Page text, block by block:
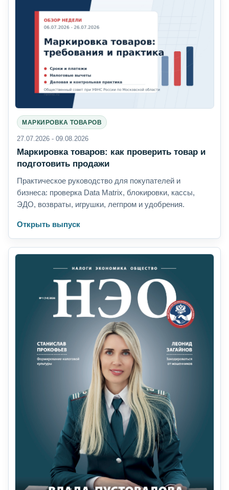
МАРКИРОВКА ТОВАРОВ
27.07.2026 - 09.08.2026
Маркировка товаров: как проверить товар и
подготовить продажи
Практическое руководство для покупателей и
бизнеса: проверка Data Matrix, блокировки, кассы,
ЭДО, возвраты, игрушки, легпром и удобрения.
Открыть выпуск